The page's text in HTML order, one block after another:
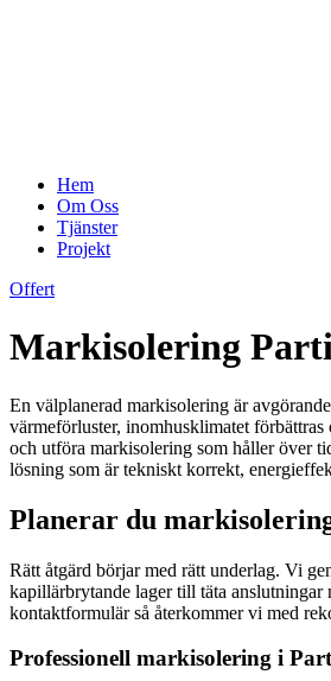
Hem
Om Oss
Tjänster
Projekt
Offert
Markisolering
En välplanerad markisolering är
värmeförluster, inomhusklimatet
och utföra markisolering som håller över
lösning som är tekniskt korrekt,
Planerar du
Rätt åtgärd börjar med rätt underlag. Vi
kapillärbrytande lager till täta
kontaktformulär så återkommer vi med
Professionell markisolering i